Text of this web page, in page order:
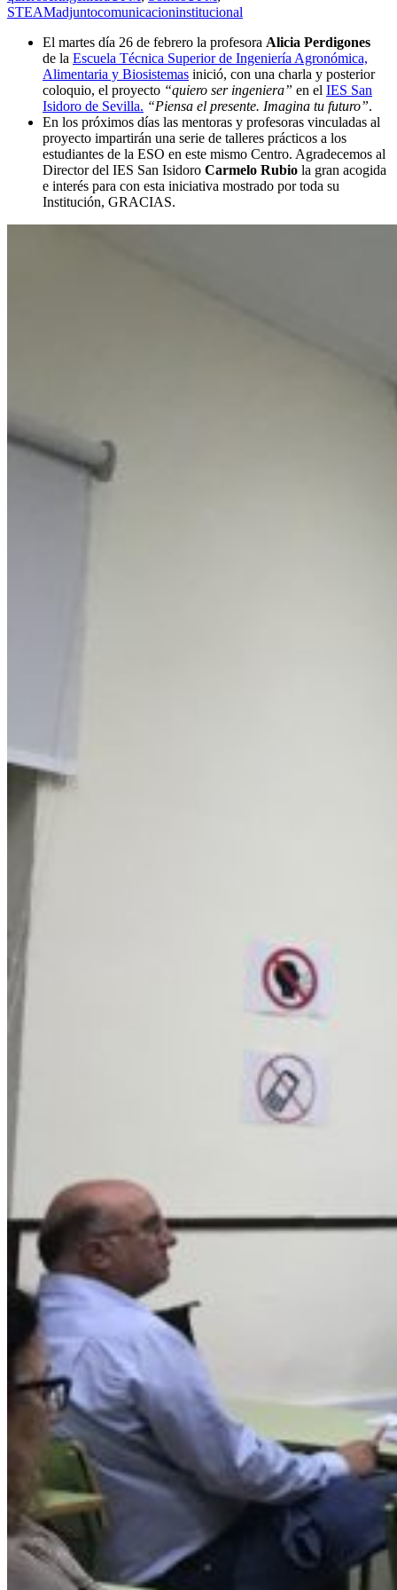
STEAMadjuntocomunicacioninstitucional
El martes día 26 de febrero la profesora Alicia Perdigones
de la Escuela Técnica Superior de Ingeniería Agronómica,
Alimentaria y Biosistemas inició, con una charla y posterior
coloquio, el proyecto “quiero ser ingeniera” en el IES San
Isidoro de Sevilla. “Piensa el presente. Imagina tu futuro”.
En los próximos días las mentoras y profesoras vinculadas al
proyecto impartirán una serie de talleres prácticos a los
estudiantes de la ESO en este mismo Centro. Agradecemos al
Director del IES San Isidoro Carmelo Rubio la gran acogida
e interés para con esta iniciativa mostrado por toda su
Institución, GRACIAS.